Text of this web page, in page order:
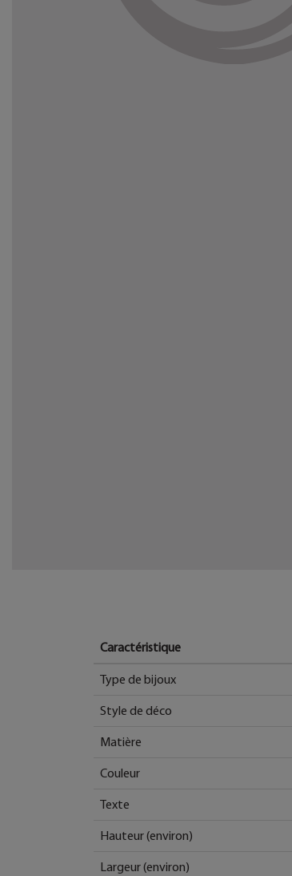
Caractéristique
Type de bijoux
Style de déco
Matière
Couleur
Texte
Hauteur (environ)
Largeur (environ)